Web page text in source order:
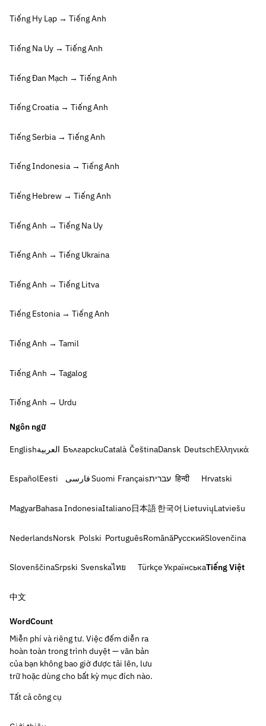
Tiếng Hy Lạp → Tiếng Anh
Tiếng Na Uy → Tiếng Anh
Tiếng Đan Mạch → Tiếng Anh
Tiếng Croatia → Tiếng Anh
Tiếng Serbia → Tiếng Anh
Tiếng Indonesia → Tiếng Anh
Tiếng Hebrew → Tiếng Anh
Tiếng Anh → Tiếng Na Uy
Tiếng Anh → Tiếng Ukraina
Tiếng Anh → Tiếng Litva
Tiếng Estonia → Tiếng Anh
Tiếng Anh → Tamil
Tiếng Anh → Tagalog
Tiếng Anh → Urdu
Ngôn ngữ
Englishالعربية БългарскиCatalà ČeštinaDansk DeutschΕλληνικά
EspañolEesti فارسیSuomi Françaisעברית हिन्दी Hrvatski
MagyarBahasa IndonesiaItaliano日本語한국어 LietuviųLatviešu
NederlandsNorsk Polski PortuguêsRomânăРусскийSlovenčina
SlovenščinaSrpski Svenskaไทย TürkçeУкраїнськаTiếng Việt
中文
WordCount
Miễn phí và riêng tư. Việc đếm diễn ra
hoàn toàn trong trình duyệt — văn bản
của bạn không bao giờ được tải lên, lưu
trữ hoặc dùng cho bất kỳ mục đích nào.
Tất cả công cụ